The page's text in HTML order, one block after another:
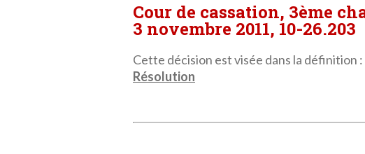
Cour de cassation, 3ème
3 novembre 2011, 10-26.203
Cette décision est visée dans la définition :
Résolution